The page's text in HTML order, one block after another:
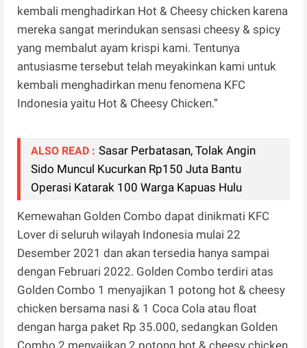
kembali menghadirkan Hot & Cheesy chicken karena
mereka sangat merindukan sensasi cheesy & spicy
yang membalut ayam krispi kami. Tentunya
antusiasme tersebut telah meyakinkan kami untuk
kembali menghadirkan menu fenomena KFC
Indonesia yaitu Hot & Cheesy Chicken.”
ALSO READ : Sasar Perbatasan, Tolak Angin
Sido Muncul Kucurkan Rp150 Juta Bantu
Operasi Katarak 100 Warga Kapuas Hulu
Kemewahan Golden Combo dapat dinikmati KFC
Lover di seluruh wilayah Indonesia mulai 22
Desember 2021 dan akan tersedia hanya sampai
dengan Februari 2022. Golden Combo terdiri atas
Golden Combo 1 menyajikan 1 potong hot & cheesy
chicken bersama nasi & 1 Coca Cola atau float
dengan harga paket Rp 35.000, sedangkan Golden
Combo 2 menyajikan 2 potong hot & cheesy chicken